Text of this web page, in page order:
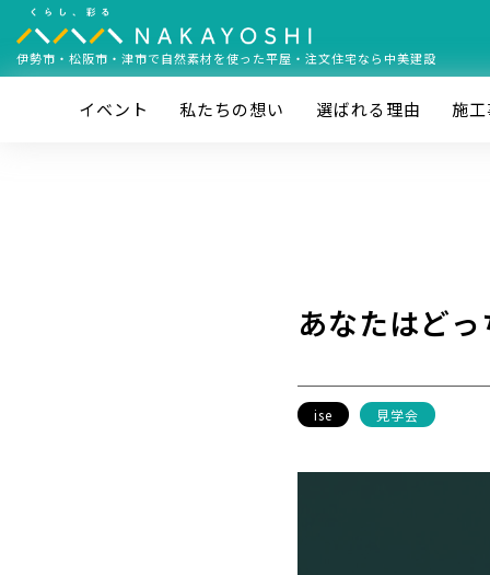
伊勢市・松阪市・津市で自然素材を使った平屋・注文住宅なら中美建設
イベント 私たちの想い 選ばれる理由 施
あなたはど
ise 見学会